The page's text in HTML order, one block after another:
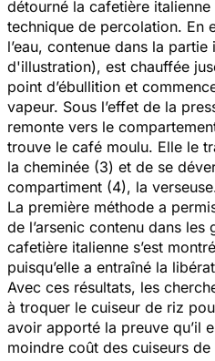
détourné la cafetière
technique de percolation. En
l’eau, contenue dans la
d'illustration), est chauffée
point d’ébullition et
vapeur. Sous l’effet de la
remonte vers le
trouve le café moulu. Elle le
la cheminée (3) et de se
compartiment (4), la
La première méthode a
de l’arsenic contenu dans les
cafetière italienne s’est
puisqu’elle a entraîné la
Avec ces résultats, les
à troquer le cuiseur de riz
avoir apporté la preuve qu’il
moindre coût des cuiseurs